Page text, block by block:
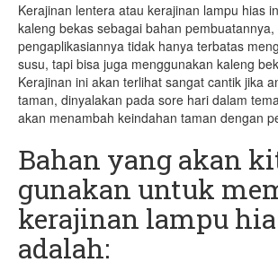
Kerajinan lentera atau kerajinan lampu hias
kaleng bekas sebagai bahan pembuatannya,
pengaplikasiannya tidak hanya terbatas
susu, tapi bisa juga menggunakan kaleng
Kerajinan ini akan terlihat sangat cantik jika
taman, dinyalakan pada sore hari dalam
akan menambah keindahan taman dengan
Bahan yang akan
gunakan untuk
kerajinan lampu
adalah: